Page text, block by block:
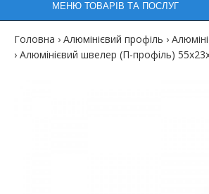
МЕНЮ ТОВАРІВ ТА ПОСЛУГ
Головна Алюмінієвий профіль
Алюмінієвий швелер (П-профіль)